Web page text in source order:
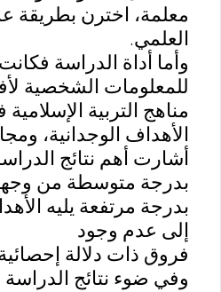
معلمة، اخترن بطريقة
العلمي.
وأما أداة الدراسة
الأهداف الوجدانية،
أشارت أهم نتائج
بدرجة متوسطة من وجهة
بدرجة مرتفعة يليه
إلى عدم وجود
فروق ذات دلالة
وفي ضوء نتائج الدراسة